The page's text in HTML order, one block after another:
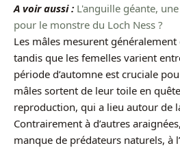
A voir aussi : L'anguille géante,
pour le monstre du Loch Ness ?
Les mâles mesurent
tandis que les femelles varient
période d’automne est cruciale
mâles sortent de leur toile en
reproduction, qui a lieu autour de
Contrairement à d’autres
manque de prédateurs naturels, à